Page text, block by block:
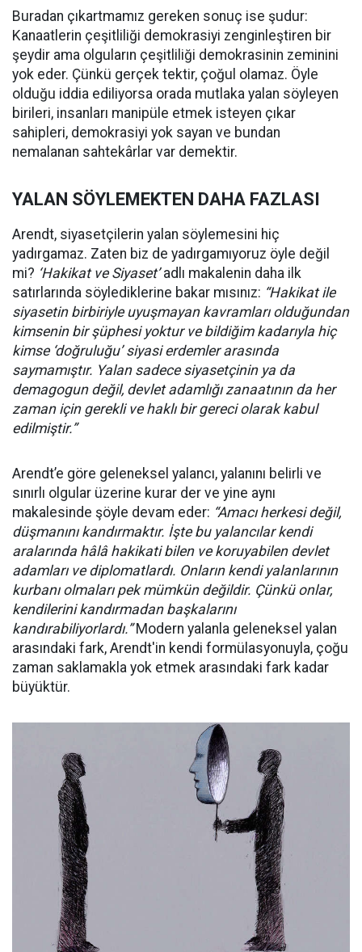
Buradan çıkartmamız gereken sonuç ise şudur:
Kanaatlerin çeşitliliği demokrasiyi zenginleştiren bir
şeydir ama olguların çeşitliliği demokrasinin zeminini
yok eder. Çünkü gerçek tektir, çoğul olamaz. Öyle
olduğu iddia ediliyorsa orada mutlaka yalan söyleyen
birileri, insanları manipüle etmek isteyen çıkar
sahipleri, demokrasiyi yok sayan ve bundan
nemalanan sahtekârlar var demektir.
YALAN SÖYLEMEKTEN DAHA FAZLASI
Arendt, siyasetçilerin yalan söylemesini hiç
yadırgamaz. Zaten biz de yadırgamıyoruz öyle değil
mi? ‘Hakikat ve Siyaset’adlı makalenin daha ilk
satırlarında söylediklerine bakar mısınız: “Hakikat ile
siyasetin birbiriyle uyuşmayan kavramları olduğundan
kimsenin bir şüphesi yoktur ve bildiğim kadarıyla hiç
kimse ‘doğruluğu’ siyasi erdemler arasında
saymamıştır. Yalan sadece siyasetçinin ya da
demagogun değil, devlet adamlığı zanaatının da her
zaman için gerekli ve haklı bir gereci olarak kabul
edilmiştir.”
Arendt’e göre geleneksel yalancı, yalanını belirli ve
sınırlı olgular üzerine kurar der ve yine aynı
makalesinde şöyle devam eder: “Amacı herkesi değil,
düşmanını kandırmaktır. İşte bu yalancılar kendi
aralarında hâlâ hakikati bilen ve koruyabilen devlet
adamları ve diplomatlardı. Onların kendi yalanlarının
kurbanı olmaları pek mümkün değildir. Çünkü onlar,
kendilerini kandırmadan başkalarını
kandırabiliyorlardı.”Modern yalanla geleneksel yalan
arasındaki fark, Arendt'in kendi formülasyonuyla, çoğu
zaman saklamakla yok etmek arasındaki fark kadar
büyüktür.